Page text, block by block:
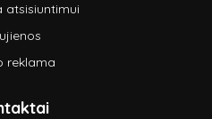
atsisiuntimui
reklama